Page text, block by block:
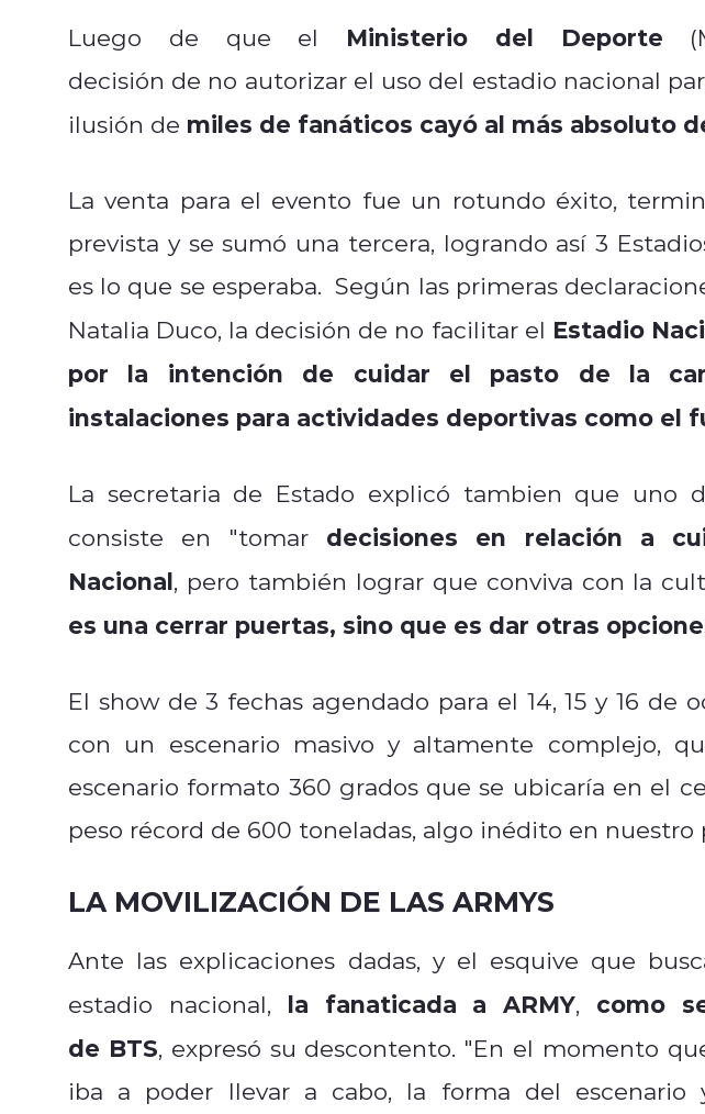
Luego de que el Ministerio del Deporte
decisión de no autorizar el uso del estadio nacional
ilusión de miles de fanáticos cayó al más absoluto
La venta para el evento fue un rotundo éxito,
prevista y se sumó una tercera, logrando así 3
es lo que se esperaba. Según las primeras
Natalia Duco, la decisión de no facilitar el Estadio
por la intención de cuidar el pasto de la
instalaciones para actividades deportivas como el
La secretaria de Estado explicó tambien que
consiste en "tomar decisiones en relación a
Nacional, pero también lograr que conviva con la
es una cerrar puertas, sino que es dar otras
El show de 3 fechas agendado para el 14, 15 y 16 de
con un escenario masivo y altamente complejo,
escenario formato 360 grados que se ubicaría en el
peso récord de 600 toneladas, algo inédito en nuestro
LA MOVILIZACIÓN DE LAS ARMYS
Ante las explicaciones dadas, y el esquive que
estadio nacional, la fanaticada a ARMY, como
de BTS, expresó su descontento. "En el momento
iba a poder llevar a cabo, la forma del escenario